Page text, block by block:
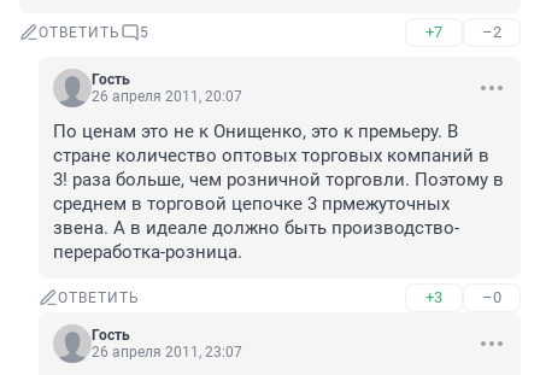
ОТВЕТИТЬ 5 +7 –2
Гость
26 апреля 2011, 20:07
По ценам это не к Онищенко, это к премьеру. В
стране количество оптовых торговых компаний в
3! раза больше, чем розничной торговли. Поэтому в
среднем в торговой цепочке 3 прмежуточных
звена. А в идеале должно быть производство-
переработка-розница.
ОТВЕТИТЬ +3 –0
Гость
26 апреля 2011, 23:07